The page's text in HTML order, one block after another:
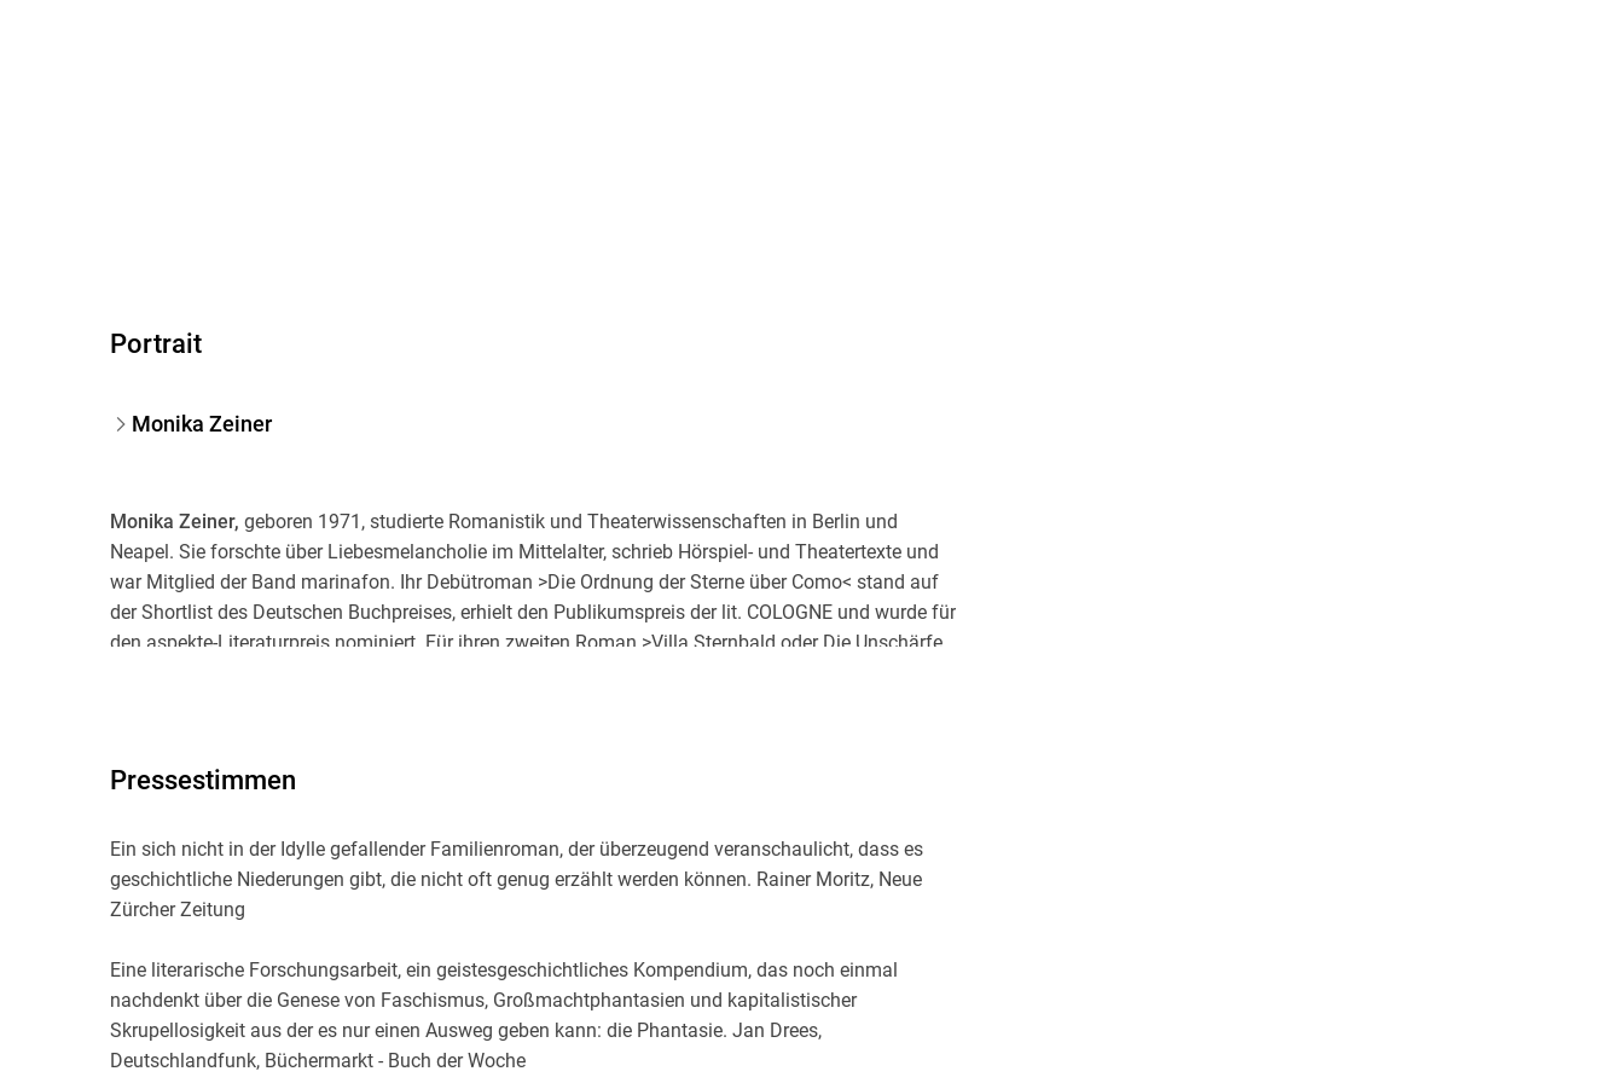
Portrait
Monika Zeiner
Monika Zeiner,geboren 1971, studierte Romanistik und Theaterwissenschaften in Berlin und
Neapel. Sie forschte über Liebesmelancholie im Mittelalter, schrieb Hörspiel- und Theatertexte und
war Mitglied der Band marinafon. Ihr Debütroman >Die Ordnung der Sterne über Como< stand auf
der Shortlist des Deutschen Buchpreises, erhielt den Publikumspreis der lit. COLOGNE und wurde für
den aspekte-Literaturpreis nominiert. Für ihren zweiten Roman >Villa Sternbald oder Die Unschärfe
Pressestimmen
Ein sich nicht in der Idylle gefallender Familienroman, der überzeugend veranschaulicht, dass es
geschichtliche Niederungen gibt, die nicht oft genug erzählt werden können. Rainer Moritz, Neue
Zürcher Zeitung
Eine literarische Forschungsarbeit, ein geistesgeschichtliches Kompendium, das noch einmal
nachdenkt über die Genese von Faschismus, Großmachtphantasien und kapitalistischer
Skrupellosigkeit aus der es nur einen Ausweg geben kann: die Phantasie. Jan Drees,
Deutschlandfunk, Büchermarkt - Buch der Woche